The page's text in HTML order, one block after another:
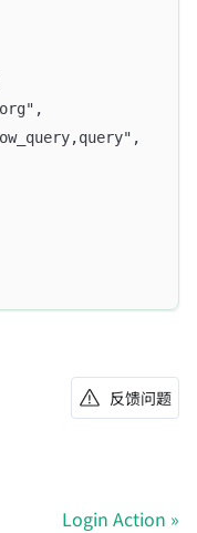
反馈问题
Login Action